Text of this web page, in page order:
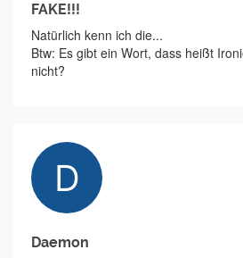
FAKE!!!
Natürlich kenn ich die...
Btw: Es gibt ein Wort, dass heißt
nicht?
Daemon